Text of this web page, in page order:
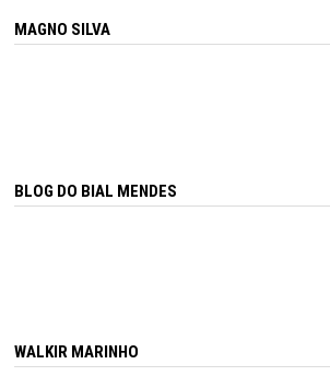
MAGNO SILVA
BLOG DO BIAL MENDES
WALKIR MARINHO